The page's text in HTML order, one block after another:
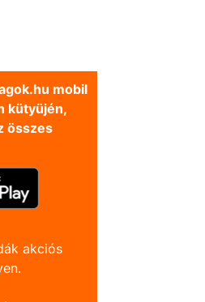
mobil
kütyüjén,
összes
akciós